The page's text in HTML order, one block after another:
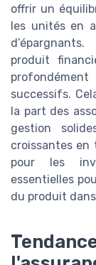
offrir un
les unités en
produit
successifs.
la part des
gestion
croissantes en
pour les
essentielles
du produit